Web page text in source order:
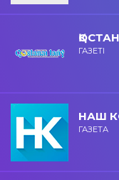
ГАЗЕТІ
НАШ
ГАЗЕТА